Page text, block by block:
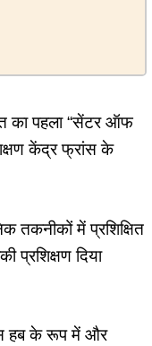
का पहला “सेंटर ऑफ
केंद्र फ्रांस के
तकनीकों में प्रशिक्षित
प्रशिक्षण दिया
हब के रूप में और